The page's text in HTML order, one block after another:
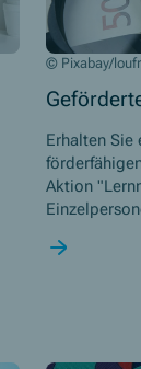
© Pixabay/
Erhalten
Aktion